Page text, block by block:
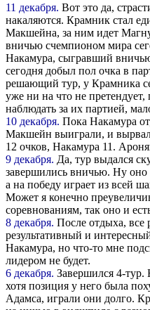
11 декабря. Вот это да,
накаляются. Крамник стал
Макшейна, за ним идет
вничью счемпионом мира
Накамура, сыгравший
сегодня добыл пол очка в
решающий тур, у Крамника
уже ни на что не
наблюдать за их партией,
10 декабря. Пока Накамура
Макшейн выиграли, и
12 очков, Накамура 11.
9 декабря. Да, тур выдался
завершились вничью. Ну оно
а на победу играет из всей
Может я конечно
соревнованиям, так оно и
8 декабря. После отдыха, все
результативный и
Накамура, но что-то мне
лидером не будет.
6 декабря. Завершился 4-
хотя позиция у него была
Адамса, играли они долго.